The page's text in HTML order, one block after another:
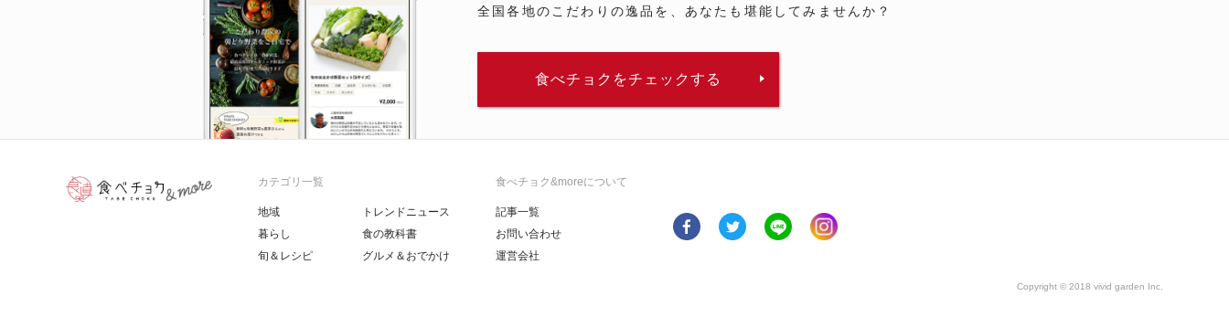
全国各地のこだわりの逸品を、あなたも堪能してみませんか？
食べチョクをチェックする
カテゴリ一覧
地域
暮らし
旬＆レシピ
トレンドニュース
食の教科書
グルメ＆おでかけ
食べチョク&moreについて
記事一覧
お問い合わせ
運営会社
Copyright © 2018 vivid garden Inc.